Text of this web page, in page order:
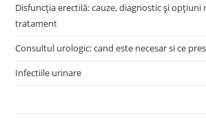
Disfuncția erectilă: cauze, diagnostic și opțiuni
tratament
Consultul urologic: cand este necesar si ce
Infectiile urinare